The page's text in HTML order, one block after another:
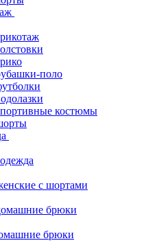
поло
костюмы
с шортами
брюки
брюки